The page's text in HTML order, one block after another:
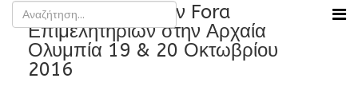
1η συνάντηση των Fora
Επιμελητηρίων στην Αρχαία
Ολυμπία 19 & 20 Οκτωβρίου
2016